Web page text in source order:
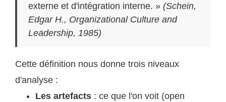
externe et d'intégration interne. »(Schein,
Edgar H., Organizational Culture and
Leadership, 1985)
Cette définition nous donne trois niveaux
d'analyse :
Les artefacts : ce que l'on voit (open